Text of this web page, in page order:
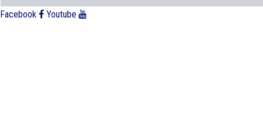
Facebook Youtube